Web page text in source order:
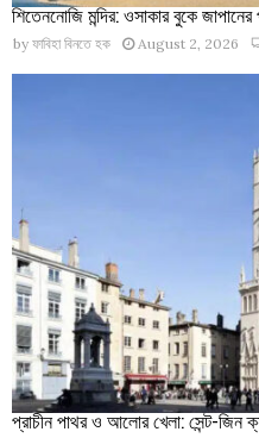
শিতেননোজি মন্দির: ওসাকার বুকে
by ফাবিহা বিনতে হক August 2, 2026
প্রাচীন পাথর ও আলোর খেলা: সেন্ট-জিন